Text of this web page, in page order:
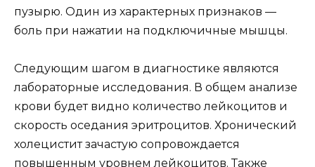
пузырю. Один из характерных признаков —
боль при нажатии на подключичные мышцы.
Следующим шагом в диагностике являются
лабораторные исследования. В общем анализе
крови будет видно количество лейкоцитов и
скорость оседания эритроцитов. Хронический
холецистит зачастую сопровождается
повышенным уровнем лейкоцитов. Также